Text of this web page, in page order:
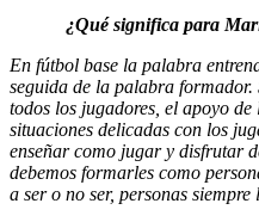
¿Qué significa para
En fútbol base la palabra
seguida de la palabra formador.
todos los jugadores, el apoyo
situaciones delicadas con los
enseñar como jugar y disfrutar
debemos formarles como
a ser o no ser, personas siempre